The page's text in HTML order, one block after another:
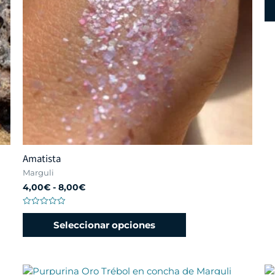
Amatista
Marguli
4,00€ - 8,00€
Valorado
Seleccionar opciones